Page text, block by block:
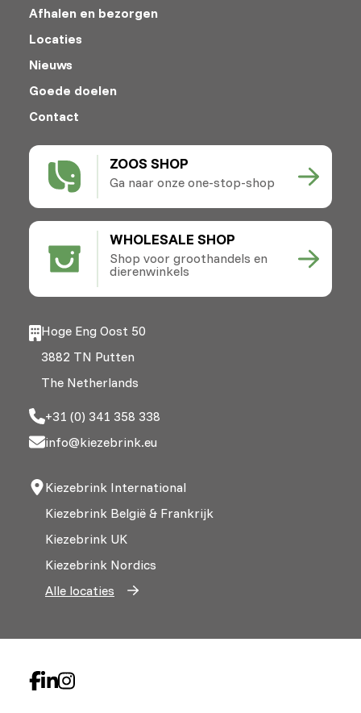
ZOOS SHOP
Ga naar onze one-stop-shop
WHOLESALE SHOP
Shop voor groothandels en
dierenwinkels
Afhalen en bezorgen
Locaties
Nieuws
Goede doelen
Contact
Hoge Eng Oost 50
3882 TN Putten
The Netherlands
+31 (0) 341 358 338
info@kiezebrink.eu
Kiezebrink International
Kiezebrink België & Frankrijk
Kiezebrink UK
Kiezebrink Nordics
Alle locaties